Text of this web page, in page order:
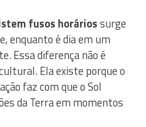
fusos horáriossurge
enquanto é dia em um
Essa diferença não é
Ela existe porque o
faz com que o Sol
da Terra em momentos